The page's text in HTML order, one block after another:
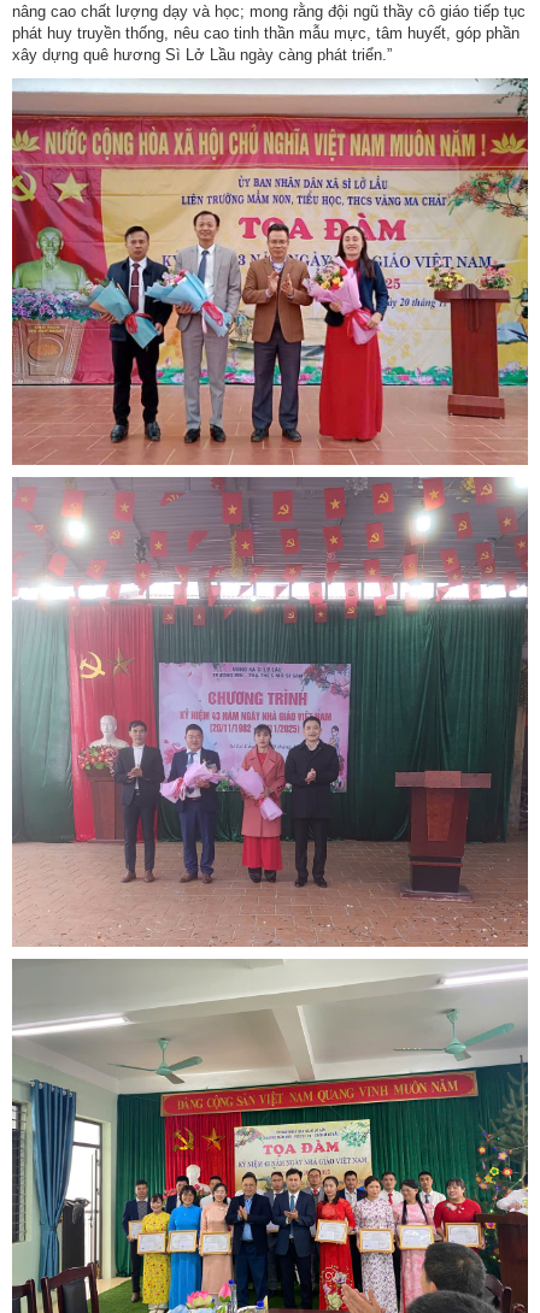
nâng cao chất lượng dạy và học; mong rằng đội ngũ thầy cô giáo tiếp tục
phát huy truyền thống, nêu cao tinh thần mẫu mực, tâm huyết, góp phần
xây dựng quê hương Sì Lở Lầu ngày càng phát triển.”